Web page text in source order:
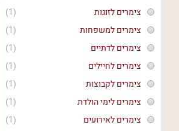
(1)
צימרים לזוגות
(1)
צימרים למשפחות
(1)
צימרים לדתיים
(1)
צימרים לחיילים
(1)
צימרים לקבוצות
(1)
צימרים לימי הולדת
(1)
צימרים לאירועים